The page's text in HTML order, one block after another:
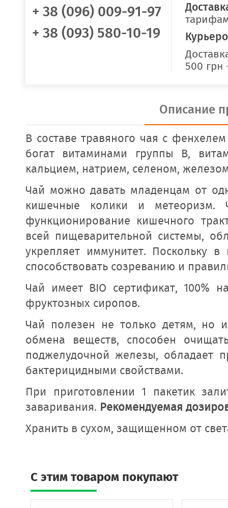
+ 38 (096) 009-91-97
+ 38 (093) 580-10-19
500
Описание
В составе травяного чая с
богат витаминами группы В,
кальцием, натрием, селеном,
Чай можно давать младенцам от
кишечные колики и метеоризм.
функционирование кишечного
всей пищеварительной системы,
укрепляет иммунитет. Поскольку
способствовать созреванию и
Чай имеет BIO сертификат, 100%
фруктозных сиропов.
Чай полезен не только детям, но
обмена веществ, способен
поджелудочной железы, обладает
бактерицидными свойствами.
При приготовлении 1 пакетик
заваривания. Рекомендуемая
Хранить в сухом, защищенном от
C этим товаром покупают